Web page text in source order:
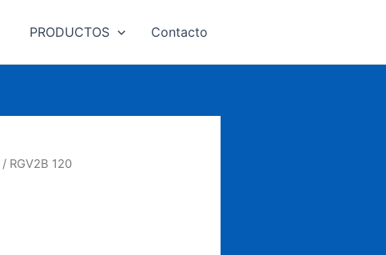
PRODUCTOS Contacto
/ RGV2B 120